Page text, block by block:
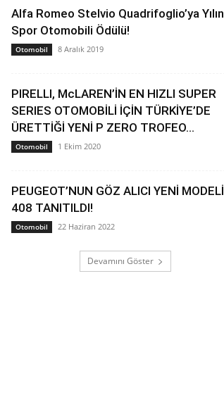
Alfa Romeo Stelvio Quadrifoglio’ya Yılın
Spor Otomobili Ödülü!
Otomobil 8 Aralık 2019
PIRELLI, McLAREN’İN EN HIZLI SUPER
SERIES OTOMOBİLİ İÇİN TÜRKİYE’DE
ÜRETTİĞİ YENİ P ZERO TROFEO...
Otomobil 1 Ekim 2020
PEUGEOT’NUN GÖZ ALICI YENİ MODELİ
408 TANITILDI!
Otomobil 22 Haziran 2022
Devamını Göster